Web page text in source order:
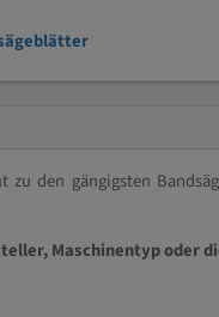
den gängigsten
Maschinentyp oder